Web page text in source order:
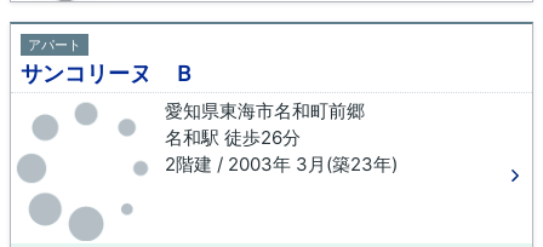
アパート
サンコリーヌ Ｂ
愛知県東海市名和町前郷
名和駅 徒歩26分
2階建 / 2003年 3月(築23年)